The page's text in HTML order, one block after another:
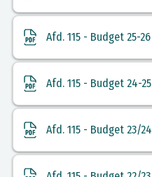
Afd. 115 - Budget 25-26
Afd. 115 - Budget 24-25
Afd. 115 - Budget 23/24